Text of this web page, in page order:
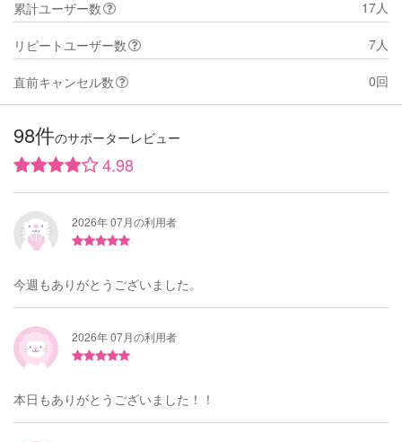
累計ユーザー数 17人
リピートユーザー数 7人
直前キャンセル数 0回
98件のサポーターレビュー
4.98
2026年 07月の利用者
今週もありがとうございました。
2026年 07月の利用者
本日もありがとうございました！！